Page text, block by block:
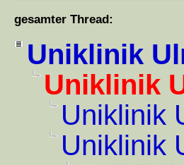
gesamter Thread:
Uniklinik
Uniklinik
Uniklinik
Uniklinik